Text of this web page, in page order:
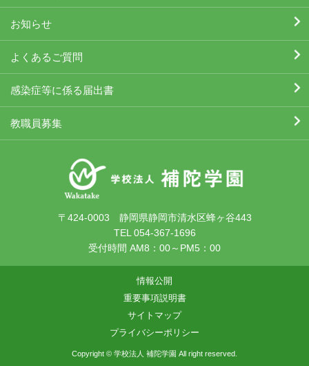
お知らせ
よくあるご質問
感染症等に係る届出書
教職員募集
〒424-0003 静岡県静岡市清水区蜂ヶ谷443
TEL 054-367-1696
受付時間 AM8：00～PM5：00
情報公開
重要事項説明書
サイトマップ
プライバシーポリシー
Copyright © 学校法人 補陀学園 All right reserved.